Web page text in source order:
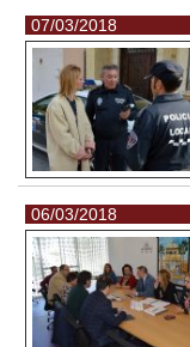
07/03/2018
06/03/2018